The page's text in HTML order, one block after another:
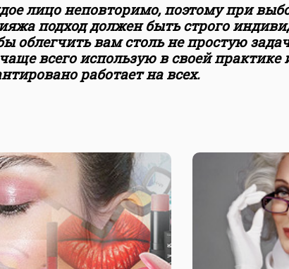
лицо неповторимо, поэтому при
подход должен быть строго
облегчить вам столь не простую
всего использую в своей практике
работает на всех.